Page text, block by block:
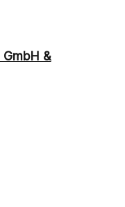
&